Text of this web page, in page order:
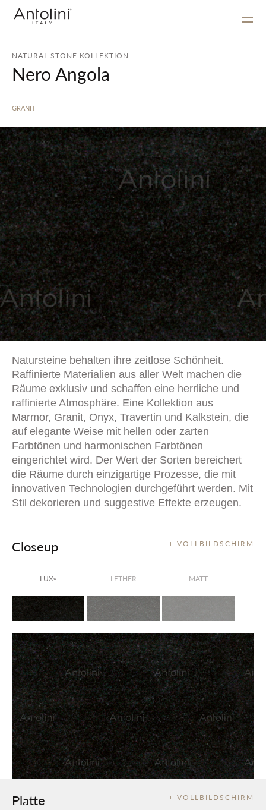
NATURAL STONE KOLLEKTION
Nero Angola
GRANIT
Natursteine behalten ihre zeitlose Schönheit.
Raffinierte Materialien aus aller Welt machen die
Räume exklusiv und schaffen eine herrliche und
raffinierte Atmosphäre. Eine Kollektion aus
Marmor, Granit, Onyx, Travertin und Kalkstein, die
auf elegante Weise mit hellen oder zarten
Farbtönen und harmonischen Farbtönen
eingerichtet wird. Der Wert der Sorten bereichert
die Räume durch einzigartige Prozesse, die mit
innovativen Technologien durchgeführt werden. Mit
Stil dekorieren und suggestive Effekte erzeugen.
+ VOLLBILDSCHIRM
Closeup
LUX® LETHER MATT
+ VOLLBILDSCHIRM
Platte